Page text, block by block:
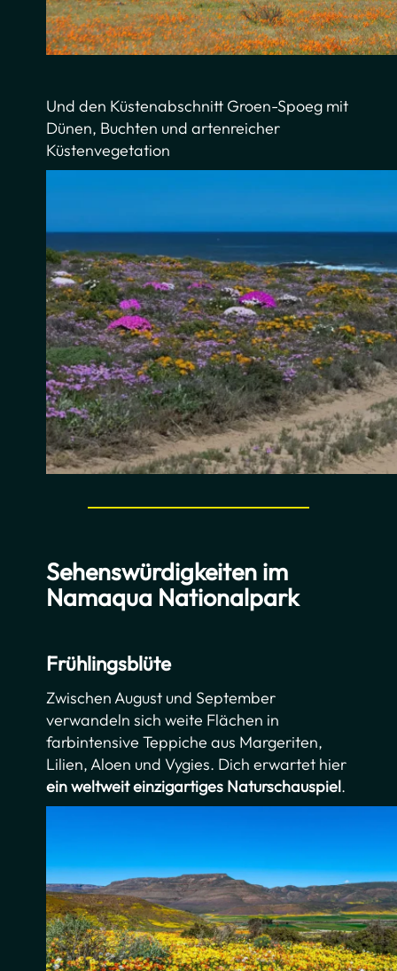
Und den Küstenabschnitt Groen-Spoeg mit
Dünen, Buchten und artenreicher
Küstenvegetation
Sehenswürdigkeiten im
Namaqua Nationalpark
Frühlingsblüte
Zwischen August und September
verwandeln sich weite Flächen in
farbintensive Teppiche aus Margeriten,
Lilien, Aloen und Vygies. Dich erwartet hier
ein weltweit einzigartiges Naturschauspiel.